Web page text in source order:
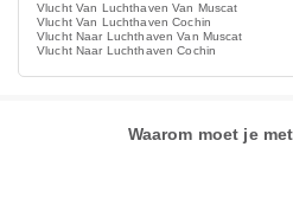
Vlucht Van Luchthaven Van Muscat
Vlucht Van Luchthaven Cochin
Vlucht Naar Luchthaven Van Muscat
Vlucht Naar Luchthaven Cochin
Waarom moet je